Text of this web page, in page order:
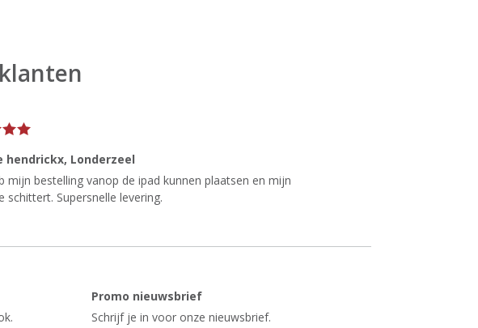
hendrickx, Londerzeel
mijn bestelling vanop de ipad kunnen plaatsen en mijn
schittert. Supersnelle levering.
Promo nieuwsbrief
Schrijf je in voor onze nieuwsbrief.